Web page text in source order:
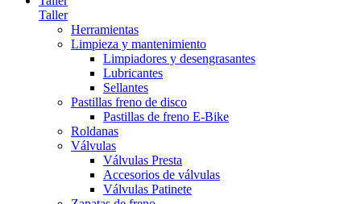
Taller
Herramientas
Limpieza y mantenimiento
Limpiadores y desengrasantes
Lubricantes
Sellantes
Pastillas freno de disco
Pastillas de freno E-Bike
Roldanas
Válvulas
Válvulas Presta
Accesorios de válvulas
Válvulas Patinete